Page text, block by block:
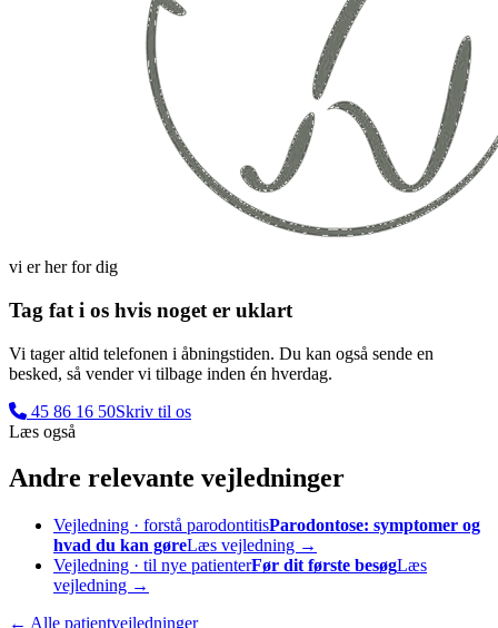
vi er her for dig
Tag fat i os hvis noget er uklart
Vi tager altid telefonen i åbningstiden. Du kan også sende en
besked, så vender vi tilbage inden én hverdag.
45 86 16 50Skriv til os
Læs også
Andre relevante vejledninger
Vejledning · forstå parodontitisParodontose: symptomer og
hvad du kan gøreLæs vejledning →
Vejledning · til nye patienterFør dit første besøgLæs
vejledning →
← Alle patientvejledninger